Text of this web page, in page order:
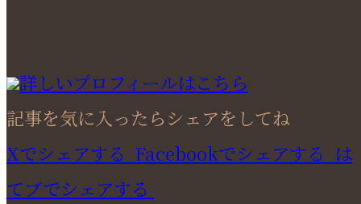
詳しいプロフィールはこちら
記事を気に入ったらシェアをしてね
Xでシェアする Facebookでシェアする は
てブでシェアする